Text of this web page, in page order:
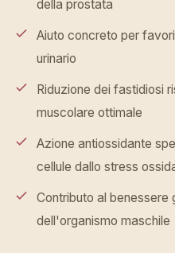
della prostata
Aiuto concreto per
urinario
Riduzione dei fastidiosi
muscolare ottimale
Azione antiossidante
cellule dallo stress
Contributo al benessere
dell'organismo maschile